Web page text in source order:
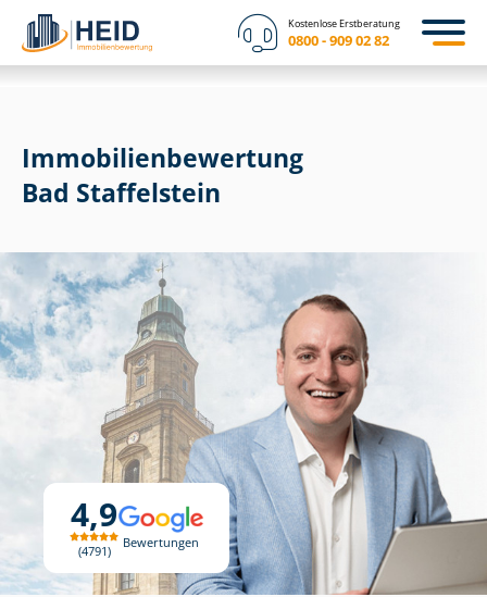
Kostenlose Erstberatung
0800 - 909 02 82
4,9
4791
Bewertungen
Immobilien­bewertung
Bad Staffelstein